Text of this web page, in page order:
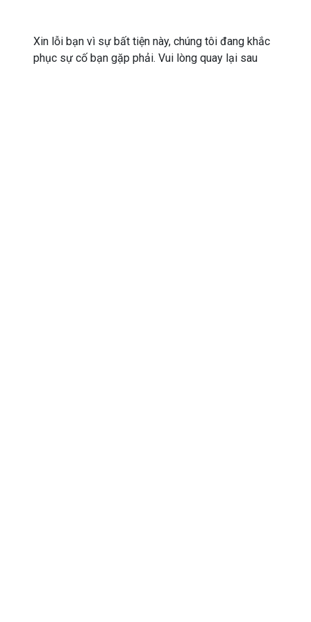
Xin lỗi bạn vì sự bất tiện này, chúng tôi đang khắc
phục sự cố bạn gặp phải. Vui lòng quay lại sau